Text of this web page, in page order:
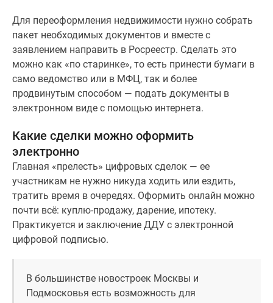
программы
Медиа
Новости
недвижимости
Мнение
эксперта
Аналитика
Покупателю
Экспертиза
новостроек
Эксперты
авторы
проекте
Для переоформления недвижимости нужно собрать
пакет необходимых документов и вместе с
заявлением направить в Росреестр. Сделать это
можно как «по старинке», то есть принести бумаги в
само ведомство или в МФЦ, так и более
продвинутым способом — подать документы в
электронном виде с помощью интернета.
Какие сделки можно оформить
электронно
Главная «прелесть» цифровых сделок — ее
участникам не нужно никуда ходить или ездить,
тратить время в очередях. Оформить онлайн можно
почти всё: куплю-продажу, дарение, ипотеку.
Практикуется и заключение ДДУ с электронной
цифровой подписью.
В большинстве новостроек Москвы и
Подмосковья есть возможность для